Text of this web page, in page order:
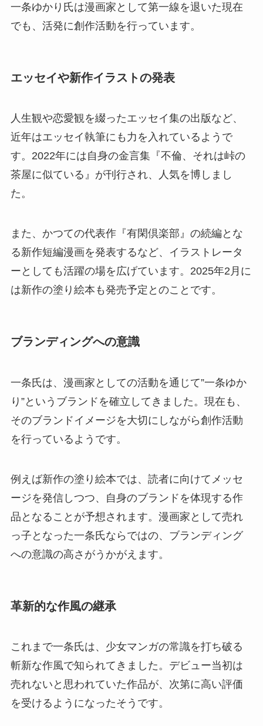
一条ゆかり氏は漫画家として第一線を退いた現在
でも、活発に創作活動を行っています。
エッセイや新作イラストの発表
人生観や恋愛観を綴ったエッセイ集の出版など、
近年はエッセイ執筆にも力を入れているようで
す。2022年には自身の金言集『不倫、それは峠の
茶屋に似ている』が刊行され、人気を博しまし
た。
また、かつての代表作『有閑倶楽部』の続編とな
る新作短編漫画を発表するなど、イラストレータ
ーとしても活躍の場を広げています。2025年2月に
は新作の塗り絵本も発売予定とのことです。
ブランディングへの意識
一条氏は、漫画家としての活動を通じて”一条ゆか
り”というブランドを確立してきました。現在も、
そのブランドイメージを大切にしながら創作活動
を行っているようです。
例えば新作の塗り絵本では、読者に向けてメッセ
ージを発信しつつ、自身のブランドを体現する作
品となることが予想されます。漫画家として売れ
っ子となった一条氏ならではの、ブランディング
への意識の高さがうかがえます。
革新的な作風の継承
これまで一条氏は、少女マンガの常識を打ち破る
斬新な作風で知られてきました。デビュー当初は
売れないと思われていた作品が、次第に高い評価
を受けるようになったそうです。